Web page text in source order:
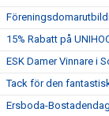
15% Rabatt på
ESK Damer Vinnare i
Tack för den
Ersboda-